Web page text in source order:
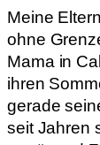
Meine
ohne
Mama in
ihren
gerade
seit Jahren